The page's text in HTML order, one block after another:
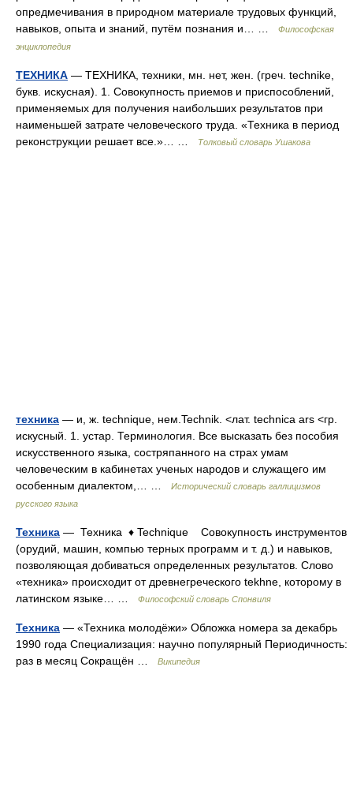
опредмечивания в природном материале трудовых функций,
навыков, опыта и знаний, путём познания и… …
Философская
энциклопедия
ТЕХНИКА — ТЕХНИКА, техники, мн. нет, жен. (греч. technike,
букв. искусная). 1. Совокупность приемов и приспособлений,
применяемых для получения наибольших результатов при
наименьшей затрате человеческого труда. «Техника в период
реконструкции решает все.»… …
Толковый словарь Ушакова
техника — и, ж. technique, нем.Technik. <лат. technica ars <гр.
искусный. 1. устар. Терминология. Все высказать без пособия
искусственного языка, состряпанного на страх умам
человеческим в кабинетах ученых народов и служащего им
особенным диалектом,… …
Исторический словарь галлицизмов
русского языка
Техника — Техника ♦ Technique Совокупность инструментов
(орудий, машин, компью терных программ и т. д.) и навыков,
позволяющая добиваться определенных результатов. Слово
«техника» происходит от древнегреческого tekhne, которому в
латинском языке… …
Философский словарь Спонвиля
Техника — «Техника молодёжи» Обложка номера за декабрь
1990 года Специализация: научно популярный Периодичность:
раз в месяц Сокращён …
Википедия